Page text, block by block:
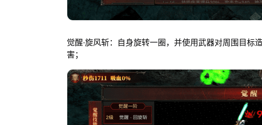
觉醒·旋风斩：自身旋转一圈，并使用武器对周围目
害；